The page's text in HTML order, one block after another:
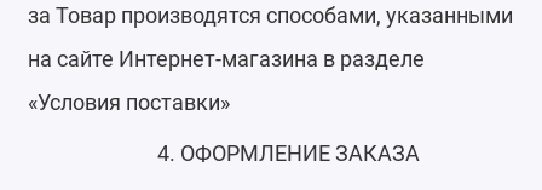
за Товар производятся способами, указанными
на сайте Интернет-магазина в разделе
«Условия поставки»
4. ОФОРМЛЕНИЕ ЗАКАЗА